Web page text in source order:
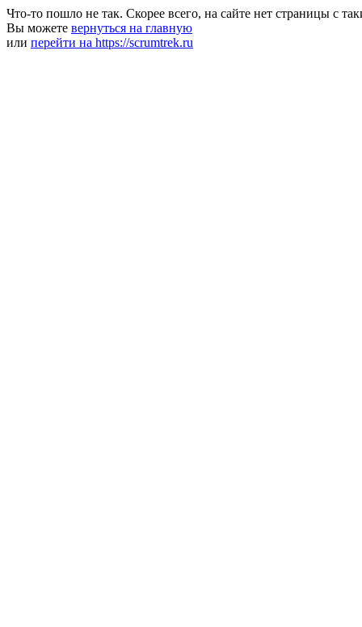
Что-то пошло не так. Скорее всего, на сайте нет страницы с
Вы можете вернуться на главную
или перейти на https://scrumtrek.ru